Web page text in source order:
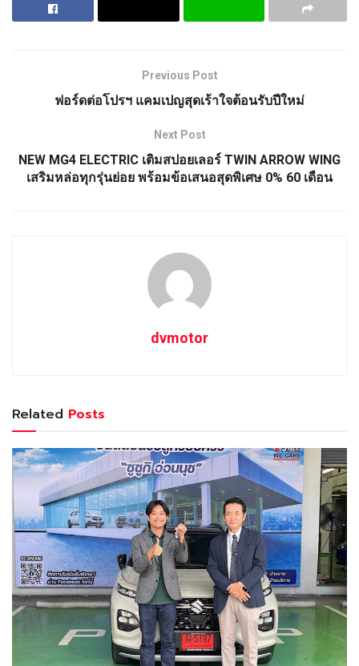
Previous Post
ฟอร์ดต่อโปรฯ แคมเปญสุดเร้าใจต้อนรับปีใหม่
Next Post
NEW MG4 ELECTRIC เติมสปอยเลอร์ TWIN ARROW WING
เสริมหล่อทุกรุ่นย่อย พร้อมข้อเสนอสุดพิเศษ 0% 60 เดือน
dvmotor
Related Posts